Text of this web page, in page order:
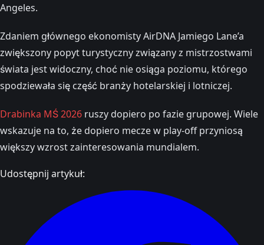
Angeles.
Zdaniem głównego ekonomisty AirDNA Jamiego Lane’a
zwiększony popyt turystyczny związany z mistrzostwami
świata jest widoczny, choć nie osiąga poziomu, którego
spodziewała się część branży hotelarskiej i lotniczej.
Drabinka MŚ 2026 ruszy dopiero po fazie grupowej. Wiele
wskazuje na to, że dopiero mecze w play-off przyniosą
większy wzrost zainteresowania mundialem.
Udostępnij artykuł: